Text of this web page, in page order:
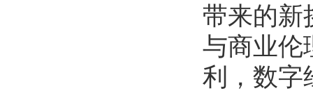
带来的新
与商业伦
利，数字